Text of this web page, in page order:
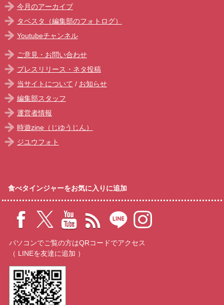
今月のアーカイブ
タベスタ（編集部のフォトログ）
Youtubeチャンネル
ご意見・お問い合わせ
プレスリリース・ネタ投稿
当サイトについて / お知らせ
編集部スタッフ
運営者情報
時遊zine（じゆうじん）
ジユウフォト
食べタインジャーをお気に入りに追加
パソコンでご覧の方はQRコードでアクセス
（ LINEを友達に追加 ）